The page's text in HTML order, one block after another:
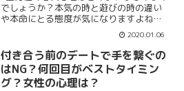
でしょうか？本気の時と遊びの時の違い
や本命にとる態度が気になりますよね。
本命に取る態度と脈なし女性に取る態度
やB型男性のことを夢中にさせる方法も合
わせて紹介していきます。B型男性が好き
な女性のタイプもまとめていきます。
2020.01.06
付き合う前のデートで手を繋ぐの
はNG？何回目がベストタイミン
グ？女性の心理は？